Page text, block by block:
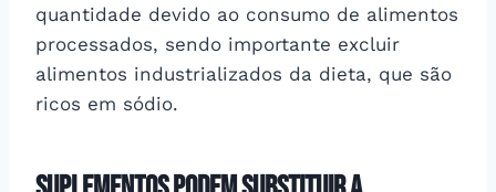
quantidade devido ao consumo de alimentos
processados, sendo importante excluir
alimentos industrializados da dieta, que são
ricos em sódio.